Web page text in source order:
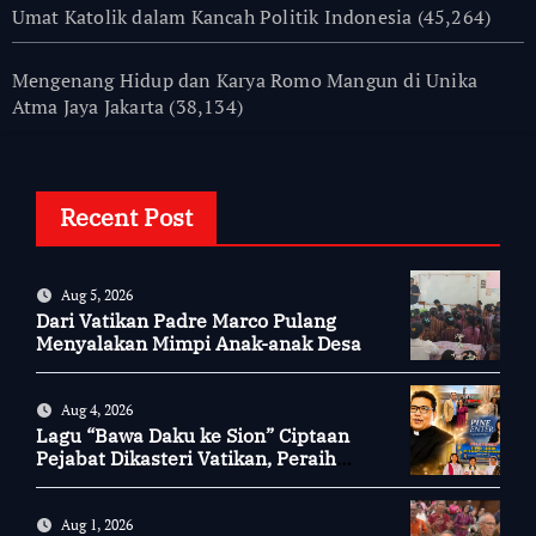
Umat Katolik dalam Kancah Politik Indonesia (45,264)
Mengenang Hidup dan Karya Romo Mangun di Unika
Atma Jaya Jakarta (38,134)
Recent Post
Aug 5, 2026
Dari Vatikan Padre Marco Pulang
Menyalakan Mimpi Anak-anak Desa
Aug 4, 2026
Lagu “Bawa Daku ke Sion” Ciptaan
Pejabat Dikasteri Vatikan, Peraih
Aug 1, 2026